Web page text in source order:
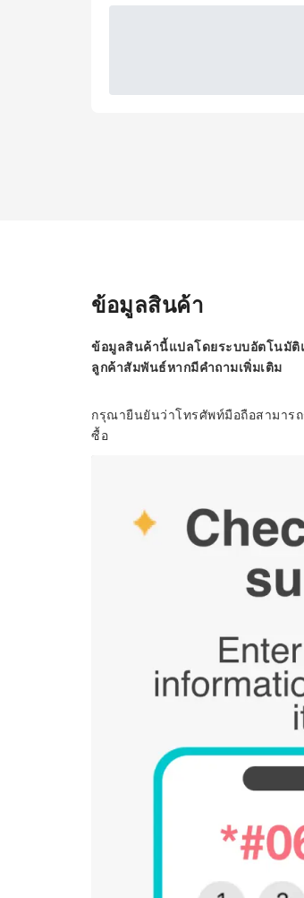
ข้อมูลสินค้า
ข้อมูลสินค้านี้แปลโดยระบบอัตโนมัติ
ลูกค้าสัมพันธ์หากมีคำถามเพิ่มเติม
กรุณายืนยันว่าโทรศัพท์มือถือสามารถ
ซื้อ